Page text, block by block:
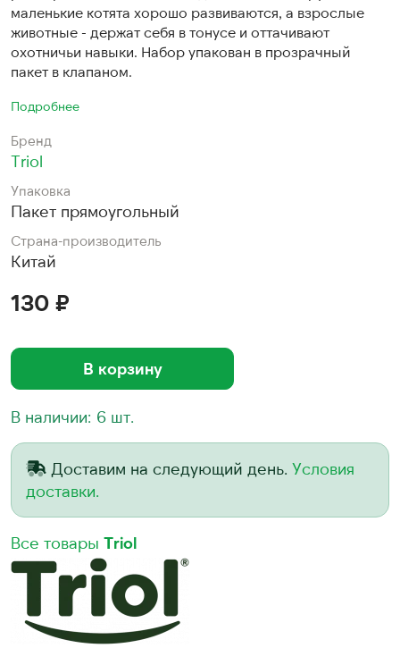
маленькие котята хорошо развиваются, а взрослые
животные - держат себя в тонусе и оттачивают
охотничьи навыки. Набор упакован в прозрачный
пакет в клапаном.
Подробнее
Бренд
Triol
Упаковка
Пакет прямоугольный
Страна-производитель
Китай
130 ₽
В корзину
В наличии: 6 шт.
Доставим на следующий день. Условия
доставки.
Все товары Triol